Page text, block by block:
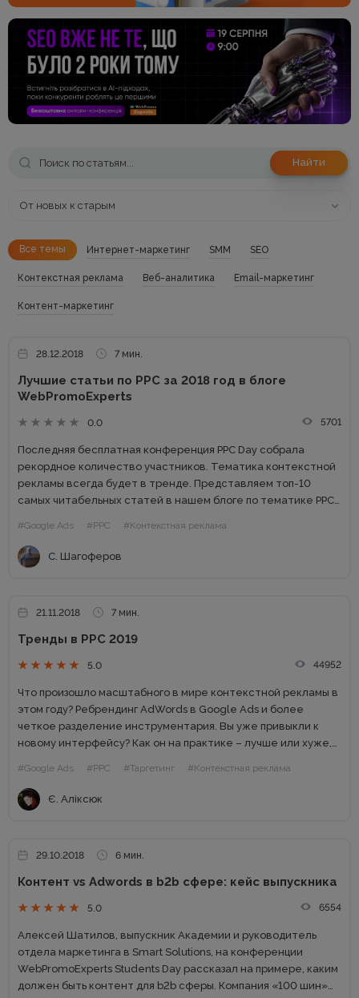
Найти
От новых к старым
Все темы Интернет-маркетинг SMM SEO
Контекстная реклама Веб-аналитика Email-маркетинг
Контент-маркетинг
28.12.2018 7 мин.
Лучшие статьи по PPC за 2018 год в блоге
WebPromoExperts
0.0 5701
Последняя бесплатная конференция PPC Day собрала
рекордное количество участников. Тематика контекстной
рекламы всегда будет в тренде. Представляем топ-10
самых читабельных статей в нашем блоге по тематике PPC.
Открывает десятку лучших статья Александра Николаева...
#Google Ads #PPC #Контекстная реклама
С. Шагоферов
21.11.2018 7 мин.
Тренды в РРС 2019
5.0 44952
Что произошло масштабного в мире контекстной рекламы в
этом году? Ребрендинг AdWords в Google Ads и более
четкое разделение инструментария. Вы уже привыкли к
новому интерфейсу? Как он на практике – лучше или хуже,
#Google Ads #PPC #Таргетинг #Контекстная реклама
Є. Аліксюк
29.10.2018 6 мин.
Контент vs Adwords в b2b сфере: кейс выпускника
5.0 6554
Алексей Шатилов, выпускник Академии и руководитель
отдела маркетинга в Smart Solutions, на конференции
WebPromoExperts Students Day рассказал на примере, каким
должен быть контент для b2b сферы. Компания «100 шин»